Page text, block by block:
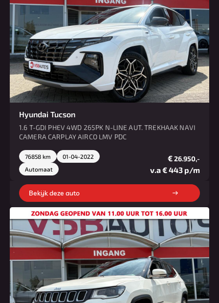
Hyundai Tucson
1.6 T-GDI PHEV 4WD 265PK N-LINE AUT. TREKHAAK NAVI
CAMERA CARPLAY AIRCO LMV PDC
76858 km
01-04-2022
Automaat
€26.950,-
v.a € 443 p/m
Bekijk deze auto